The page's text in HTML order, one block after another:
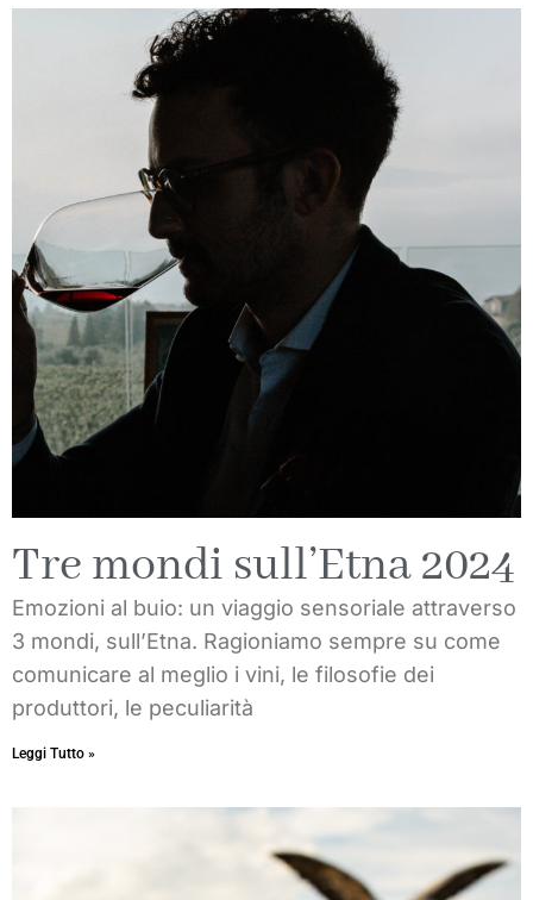
Tre mondi sull’Etna 2024
Emozioni al buio: un viaggio sensoriale attraverso
3 mondi, sull’Etna. Ragioniamo sempre su come
comunicare al meglio i vini, le filosofie dei
produttori, le peculiarità
Leggi Tutto »